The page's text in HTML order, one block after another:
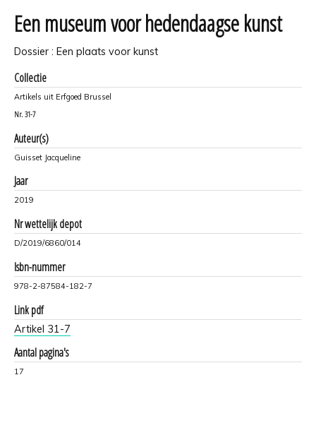
Een museum voor hedendaagse kunst
Dossier : Een plaats voor kunst
Collectie
Artikels uit Erfgoed Brussel
Nr. 31-7
Auteur(s)
Guisset Jacqueline
Jaar
2019
Nr wettelijk depot
D/2019/6860/014
Isbn-nummer
978-2-87584-182-7
Link pdf
Artikel 31-7
Aantal pagina's
17